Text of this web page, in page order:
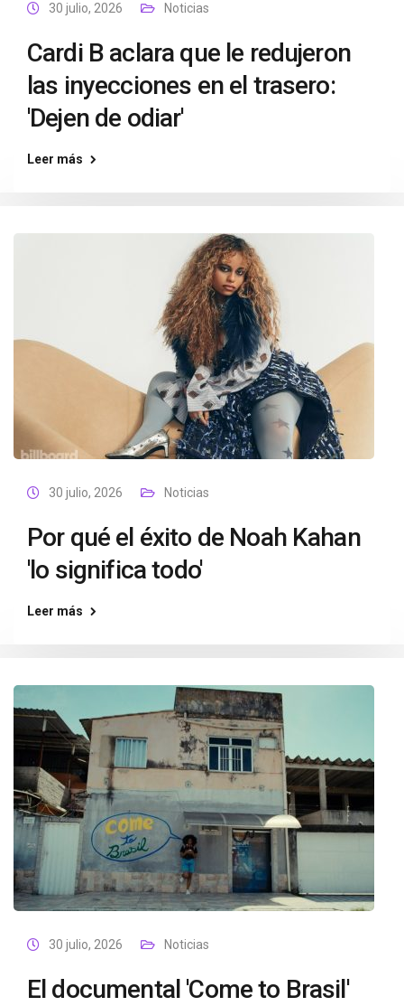
30 julio, 2026 Noticias
Cardi B aclara que le redujeron
las inyecciones en el trasero:
'Dejen de odiar'
Leer más
30 julio, 2026 Noticias
Por qué el éxito de Noah Kahan
'lo significa todo'
Leer más
30 julio, 2026 Noticias
El documental 'Come to Brasil'